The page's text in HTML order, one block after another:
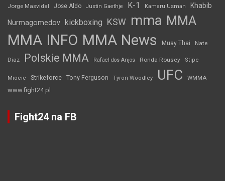
Jorge Masvidal Jose Aldo Justin Gaethje K-1 Kamaru Usman Khabib
Nurmagomedov kickboxing KSW mma MMA
MMA INFO MMA News Muay Thai Nate
Diaz Polskie MMA Rafael dos Anjos Ronda Rousey Stipe
Miocic Strikeforce Tony Ferguson Tyron Woodley UFC WMMA
www.fight24.pl
Fight24 na FB